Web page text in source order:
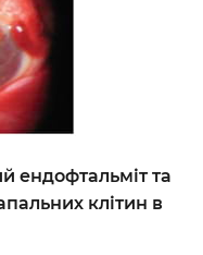
ендофтальміт та
клітин в